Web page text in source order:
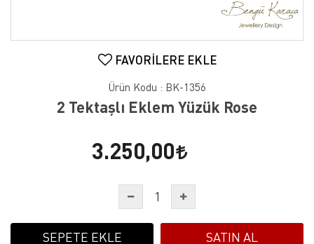
FAVORILERE EKLE
Ürün Kodu : BK-1356
2 Tektaşlı Eklem Yüzük Rose
3.250,00
SEPETE EKLE SATIN AL